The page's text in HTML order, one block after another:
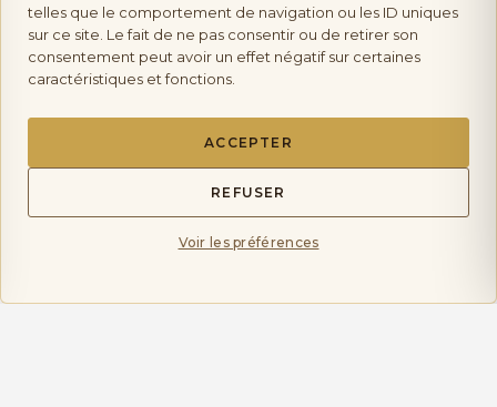
telles que le comportement de navigation ou les ID uniques
sur ce site. Le fait de ne pas consentir ou de retirer son
consentement peut avoir un effet négatif sur certaines
caractéristiques et fonctions.
ACCEPTER
REFUSER
Voir les préférences
santé, à consommer avec modération. Vente interdite aux mineurs.
Les Saveurs de Provence
Provence | tous droits réservés.
Mentions Légales